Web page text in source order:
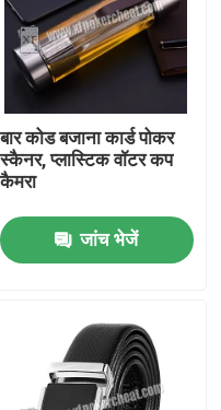
बार कोड बजाना कार्ड पोकर
स्कैनर, प्लास्टिक वॉटर कप
कैमरा
जांच भेजें